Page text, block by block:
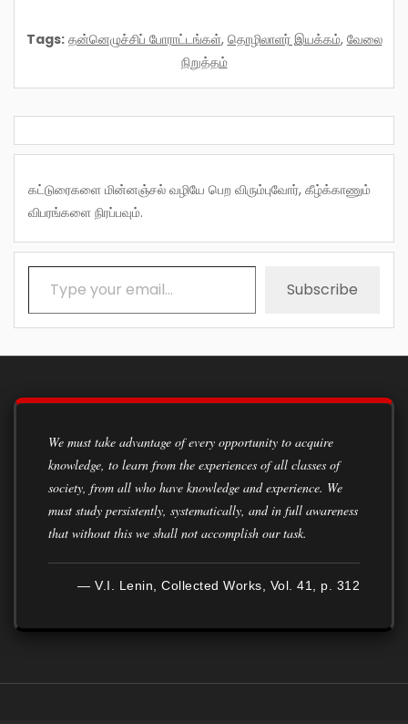
Tags: தன்னெழுச்சிப் போராட்டங்கள், தொழிலாளர் இயக்கம், வேலை
நிறுத்தம்
கட்டுரைகளை மின்னஞ்சல் வழியே பெற விரும்புவோர், கீழ்க்காணும்
விபரங்களை நிரப்பவும்.
Type your email…
Subscribe
We must take advantage of every opportunity to acquire
knowledge, to learn from the experiences of all classes of
society, from all who have knowledge and experience. We
must study persistently, systematically, and in full awareness
that without this we shall not accomplish our task.
— V.I. Lenin, Collected Works, Vol. 41, p. 312